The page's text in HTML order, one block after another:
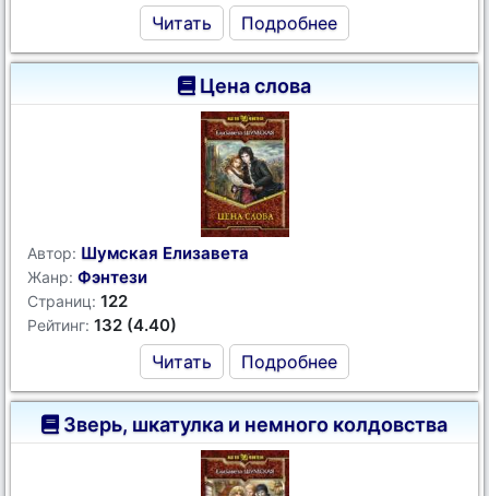
Читать Подробнее
Цена слова
Автор: Шумская Елизавета
Жанр: Фэнтези
Страниц: 122
Рейтинг: 132 (4.40)
Читать Подробнее
Зверь, шкатулка и немного колдовства